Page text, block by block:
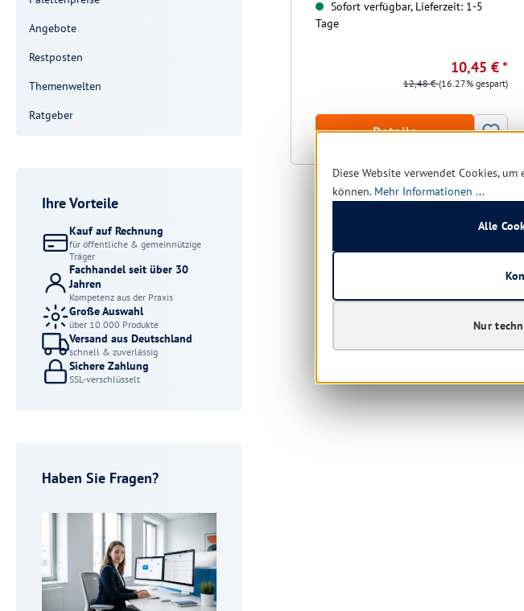
Angebote
Restposten
Themenwelten
Ratgeber
Ihre Vorteile
Kauf auf Rechnung
für öffentliche & gemeinnützige
Träger
Fachhandel seit über 30
Jahren
Kompetenz aus der Praxis
Große Auswahl
über 10.000 Produkte
Versand aus Deutschland
schnell & zuverlässig
Sichere Zahlung
SSL-verschlüsselt
Haben Sie Fragen?
Sofort verfügbar, Lieferzeit: 1-5
Tage
10,45 € *
12,48 €(16.27% gespart)
Details
Diese Website verwendet Cookies,
können. Mehr Informationen ...
Nur
Alle